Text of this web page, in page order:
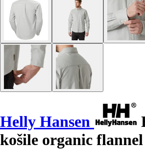
Helly Hansen
košile organic flannel